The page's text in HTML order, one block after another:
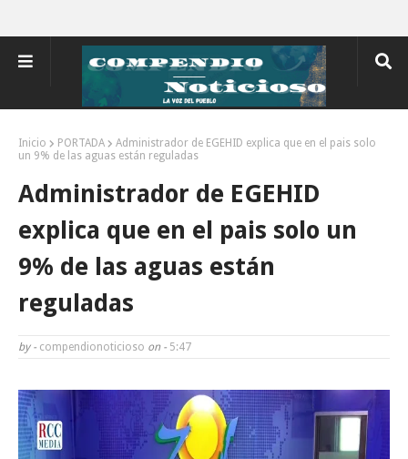
Inicio PORTADA
Administrador de EGEHID explica que en el pais solo
un 9% de las aguas están reguladas
Administrador de EGEHID
explica que en el pais solo un
9% de las aguas están
reguladas
by - compendionoticioso on - 5:47